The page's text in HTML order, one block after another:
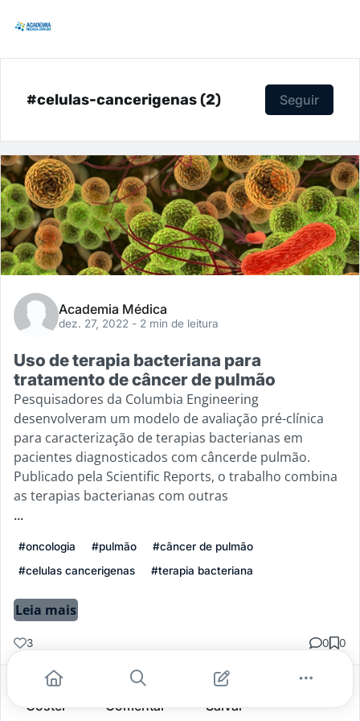
#celulas-cancerigenas (2) Seguir
Academia Médica
dez. 27, 2022 - 2 min de leitura
Uso de terapia bacteriana para
tratamento de câncer de pulmão
Pesquisadores da Columbia Engineering
desenvolveram um modelo de avaliação pré-clínica
para caracterização de terapias bacterianas em
pacientes diagnosticados com câncerde pulmão.
Publicado pela Scientific Reports, o trabalho combina
as terapias bacterianas com outras
...
#oncologia #pulmão
#câncer de pulmão
#celulas cancerigenas
#terapia bacteriana
Leia mais
3 0 0
Gostei Comentar Salvar